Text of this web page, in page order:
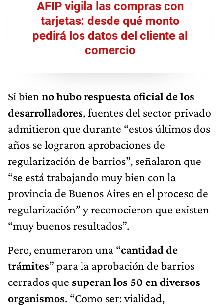
AFIP vigila las compras con
tarjetas: desde qué monto
pedirá los datos del cliente al
comercio
Si bien no hubo respuesta oficial de los
desarrolladores, fuentes del sector privado
admitieron que durante “estos últimos dos
años se lograron aprobaciones de
regularización de barrios”, señalaron que
“se está trabajando muy bien con la
provincia de Buenos Aires en el proceso de
regularización” y reconocieron que existen
“muy buenos resultados”.
Pero, enumeraron una “cantidad de
trámites” para la aprobación de barrios
cerrados que superan los 50 en diversos
organismos. “Como ser: vialidad,